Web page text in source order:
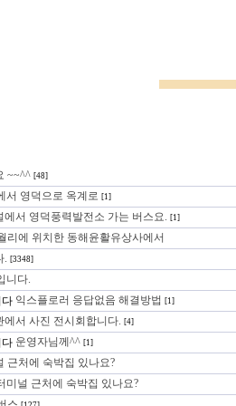
~~^^ [48]
서 영덕으로 옥계로 [1]
에서 영덕풍력발전소 가는 버스요. [1]
리에 위치한 동해윤활유상사에서
. [3348]
니다.
익스플로러 응답없음 해결방법 [1]
에서 사진 전시회합니다. [4]
운영자님께^^ [1]
근처에 숙박집 있나요?
미널 근처에 숙박집 있나요?